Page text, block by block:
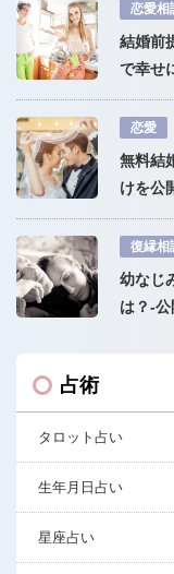
恋愛相
結婚前
で幸せ
恋愛
無料結
けを公
復縁相
幼なじ
は？-
占術
タロット占い
生年月日占い
星座占い